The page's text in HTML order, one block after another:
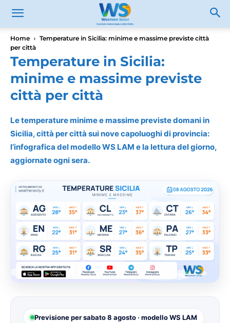
Home
Temperature in Sicilia: minime e massime previste città
per città
Temperature in Sicilia:
minime e massime previste
città per città
Le temperature minime e massime previste domani in
Sicilia, città per città sui nove capoluoghi di provincia:
l’infografica del modello WS LAM e la lettura del giorno,
aggiornate ogni sera.
Previsione per sabato 8 agosto · modello WS LAM